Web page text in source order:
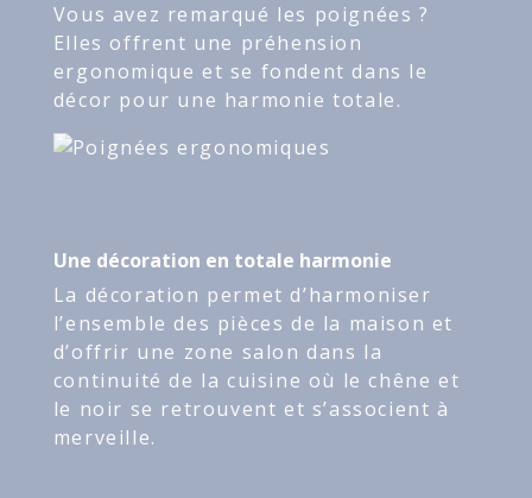
Vous avez remarqué les poignées ?
Elles offrent une préhension
ergonomique et se fondent dans le
décor pour une harmonie totale.
Une décoration en totale harmonie
La décoration permet d’harmoniser
l’ensemble des pièces de la maison et
d’offrir une zone salon dans la
continuité de la cuisine où le chêne et
le noir se retrouvent et s’associent à
merveille.